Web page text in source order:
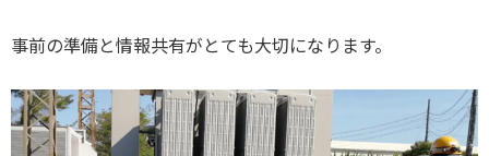
事前の準備と情報共有がとても大切になります。